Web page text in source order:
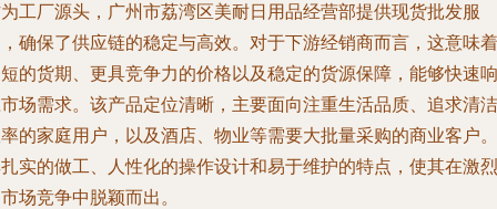
工厂源头，广州市荔湾区美耐日用品经营部提供现货批发服
确保了供应链的稳定与高效。对于下游经销商而言，这意味着
的货期、更具竞争力的价格以及稳定的货源保障，能够快速响
场需求。该产品定位清晰，主要面向注重生活品质、追求清洁
的家庭用户，以及酒店、物业等需要大批量采购的商业客户。
实的做工、人性化的操作设计和易于维护的特点，使其在激烈
场竞争中脱颖而出。